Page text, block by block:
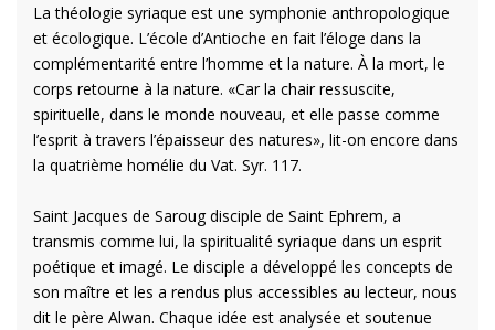
La théologie syriaque est une symphonie anthropologique
et écologique. L’école d’Antioche en fait l’éloge dans la
complémentarité entre l’homme et la nature. À la mort, le
corps retourne à la nature. «Car la chair ressuscite,
spirituelle, dans le monde nouveau, et elle passe comme
l’esprit à travers l’épaisseur des natures», lit-on encore dans
la quatrième homélie du Vat. Syr. 117.
Saint Jacques de Saroug disciple de Saint Ephrem, a
transmis comme lui, la spiritualité syriaque dans un esprit
poétique et imagé. Le disciple a développé les concepts de
son maître et les a rendus plus accessibles au lecteur, nous
dit le père Alwan. Chaque idée est analysée et soutenue